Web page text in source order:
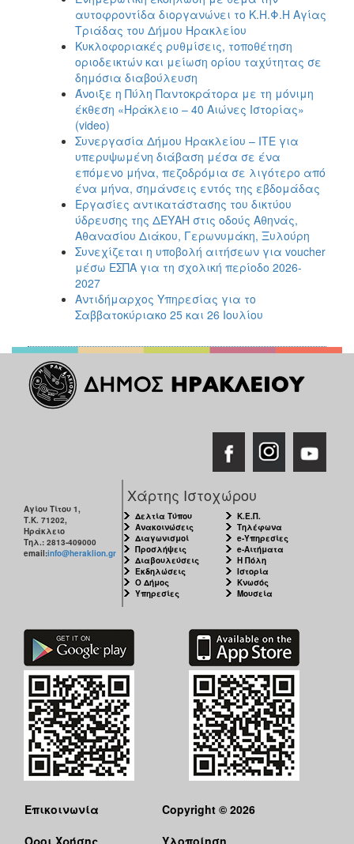
αυτοφροντίδα διοργανώνει το Κ.Η.Φ.Η Αγίας
Τριάδας του Δήμου Ηρακλείου
Κυκλοφοριακές ρυθμίσεις, τοποθέτηση
οριοδεικτών και μείωση ορίου ταχύτητας σε
δημόσια διαβούλευση
Άνοιξε η Πύλη Παντοκράτορα με τη μόνιμη
έκθεση «Ηράκλειο – 40 Αιώνες Ιστορίας»
(video)
Συνεργασία Δήμου Ηρακλείου – ΙΤΕ για
υπερυψωμένη διάβαση μέσα σε ένα
επόμενο μήνα, πεζοδρόμια σε λιγότερο από
ένα μήνα, σημάνσεις εντός της εβδομάδας
Εργασίες αντικατάστασης του δικτύου
ύδρευσης της ΔΕΥΑΗ στις οδούς Αθηνάς,
Αθανασίου Διάκου, Γερωνυμάκη, Ξυλούρη
Συνεχίζεται η υποβολή αιτήσεων για voucher
μέσω ΕΣΠΑ για τη σχολική περίοδο 2026-
2027
Αντιδήμαρχος Υπηρεσίας για το
Σαββατοκύριακο 25 και 26 Ιουλίου
Αγίου Τίτου 1,
Τ.Κ. 71202,
Ηράκλειο
Τηλ.: 2813-409000
email:info@heraklion.gr
Χάρτης Ιστοχώρου
Δελτία Τύπου
Ανακοινώσεις
Διαγωνισμοί
Προσλήψεις
Διαβουλεύσεις
Εκδηλώσεις
Ο Δήμος
Υπηρεσίες
Κ.Ε.Π.
Τηλέφωνα
e-Υπηρεσίες
e-Αιτήματα
Η Πόλη
Ιστορία
Κνωσός
Μουσεία
Επικοινωνία
Όροι Χρήσης
Copyright © 2026
Υλοποίηση